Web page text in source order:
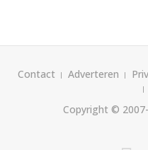
Contact Adverteren
Copyright ©